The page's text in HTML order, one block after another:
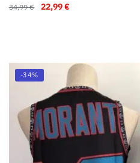
34,99€ 22,99€
-34%